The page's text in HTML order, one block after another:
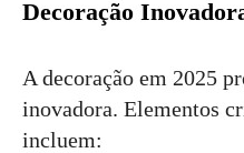
Decoração
A decoração em 2025
inovadora. Elementos
incluem: